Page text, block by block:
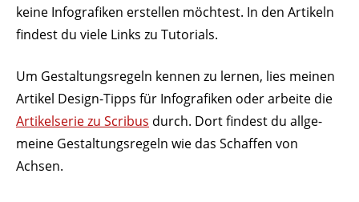
keine Info­gra­fiken erstellen möchtest. In den Artikeln
findest du viele Links zu Tutorials.
Um Gestal­tungs­regeln kennen zu lernen, lies meinen
Artikel Design-Tipps für Info­gra­fiken oder arbeite die
Arti­kel­serie zu Scribus durch. Dort findest du allge­
meine Gestal­tungs­regeln wie das Schaffen von
Achsen.